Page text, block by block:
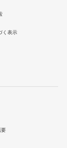
く表示
要